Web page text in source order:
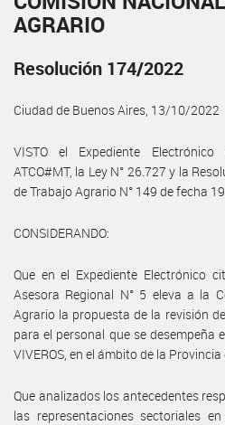
AGRARIO
Resolución 174/2022
Ciudad de Buenos Aires, 13/10/2022
VISTO el Expediente Electrónico
ATCO#MT, la Ley N° 26.727 y la
de Trabajo Agrario N° 149 de fecha
CONSIDERANDO:
Que en el Expediente Electrónico
Asesora Regional N° 5 eleva a la
Agrario la propuesta de la revisión
para el personal que se desempeña
VIVEROS, en el ámbito de la Provincia
Que analizados los antecedentes
las representaciones sectoriales